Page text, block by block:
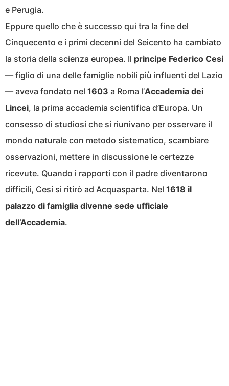
e Perugia.
Eppure quello che è successo qui tra la fine del
Cinquecento e i primi decenni del Seicento ha cambiato
la storia della scienza europea. Il principe Federico Cesi
— figlio di una delle famiglie nobili più influenti del Lazio
— aveva fondato nel 1603 a Roma l’Accademia dei
Lincei, la prima accademia scientifica d’Europa. Un
consesso di studiosi che si riunivano per osservare il
mondo naturale con metodo sistematico, scambiare
osservazioni, mettere in discussione le certezze
ricevute. Quando i rapporti con il padre diventarono
difficili, Cesi si ritirò ad Acquasparta. Nel 1618 il
palazzo di famiglia divenne sede ufficiale
dell’Accademia.